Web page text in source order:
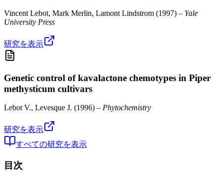
Vincent Lebot, Mark Merlin, Lamont Lindstrom (1997) – Yale
University Press
研究を表示
Genetic control of kavalactone chemotypes in Piper
methysticum cultivars
Lebot V., Levesque J. (1996) – Phytochemistry
研究を表示
すべての研究を表示
目次